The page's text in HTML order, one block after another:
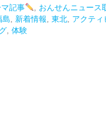
記事
, おんせんニュース
島, 新着情報, 東北, アクティ
, 体験